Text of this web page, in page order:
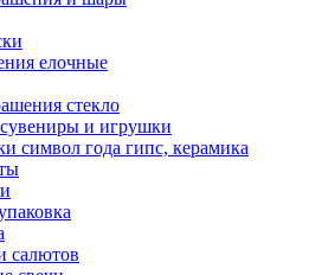
елочные
стекло
и игрушки
символ года гипс, керамика
салютов